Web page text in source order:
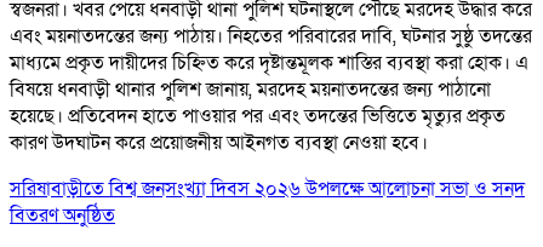
স্বজনরা। খবর পেয়ে ধনবাড়ী থানা পুলিশ ঘটনাস্থলে পৌঁছে মরদেহ উদ্ধার করে
এবং ময়নাতদন্তের জন্য পাঠায়। নিহতের পরিবারের দাবি, ঘটনার সুষ্ঠু তদন্তের
মাধ্যমে প্রকৃত দায়ীদের চিহ্নিত করে দৃষ্টান্তমূলক শাস্তির ব্যবস্থা করা হোক। এ
বিষয়ে ধনবাড়ী থানার পুলিশ জানায়, মরদেহ ময়নাতদন্তের জন্য পাঠানো
হয়েছে। প্রতিবেদন হাতে পাওয়ার পর এবং তদন্তের ভিত্তিতে মৃত্যুর প্রকৃত
কারণ উদঘাটন করে প্রয়োজনীয় আইনগত ব্যবস্থা নেওয়া হবে।
সরিষাবাড়ীতে বিশ্ব জনসংখ্যা দিবস ২০২৬ উপলক্ষে আলোচনা সভা ও সনদ
বিতরণ অনুষ্ঠিত